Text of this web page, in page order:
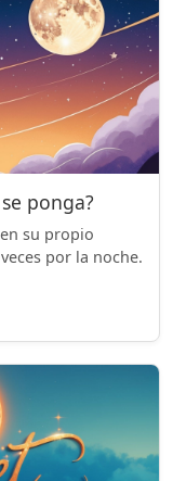
ponga?
su propio
por la noche.